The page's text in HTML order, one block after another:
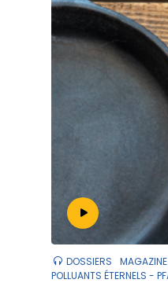
DOSSIERS
MAGAZINE
POLLUANTS ÉTERNELS -